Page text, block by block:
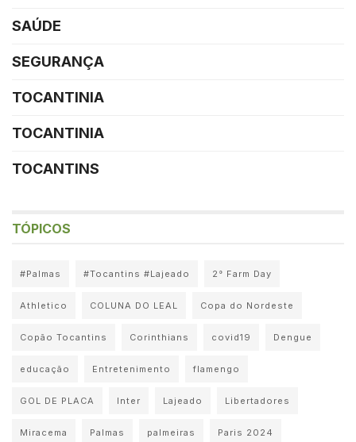
SAÚDE
SEGURANÇA
TOCANTINIA
TOCANTINIA
TOCANTINS
TÓPICOS
#Palmas #Tocantins #Lajeado 2° Farm Day
Athletico COLUNA DO LEAL Copa do Nordeste
Copão Tocantins Corinthians covid19 Dengue
educação Entretenimento flamengo
GOL DE PLACA Inter Lajeado Libertadores
Miracema Palmas palmeiras Paris 2024